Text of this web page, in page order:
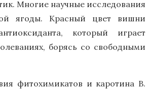
Многие научные исследования
ягоды. Красный цвет вишни
который играет
борясь со свободными
фитохимикатов и каротина В.